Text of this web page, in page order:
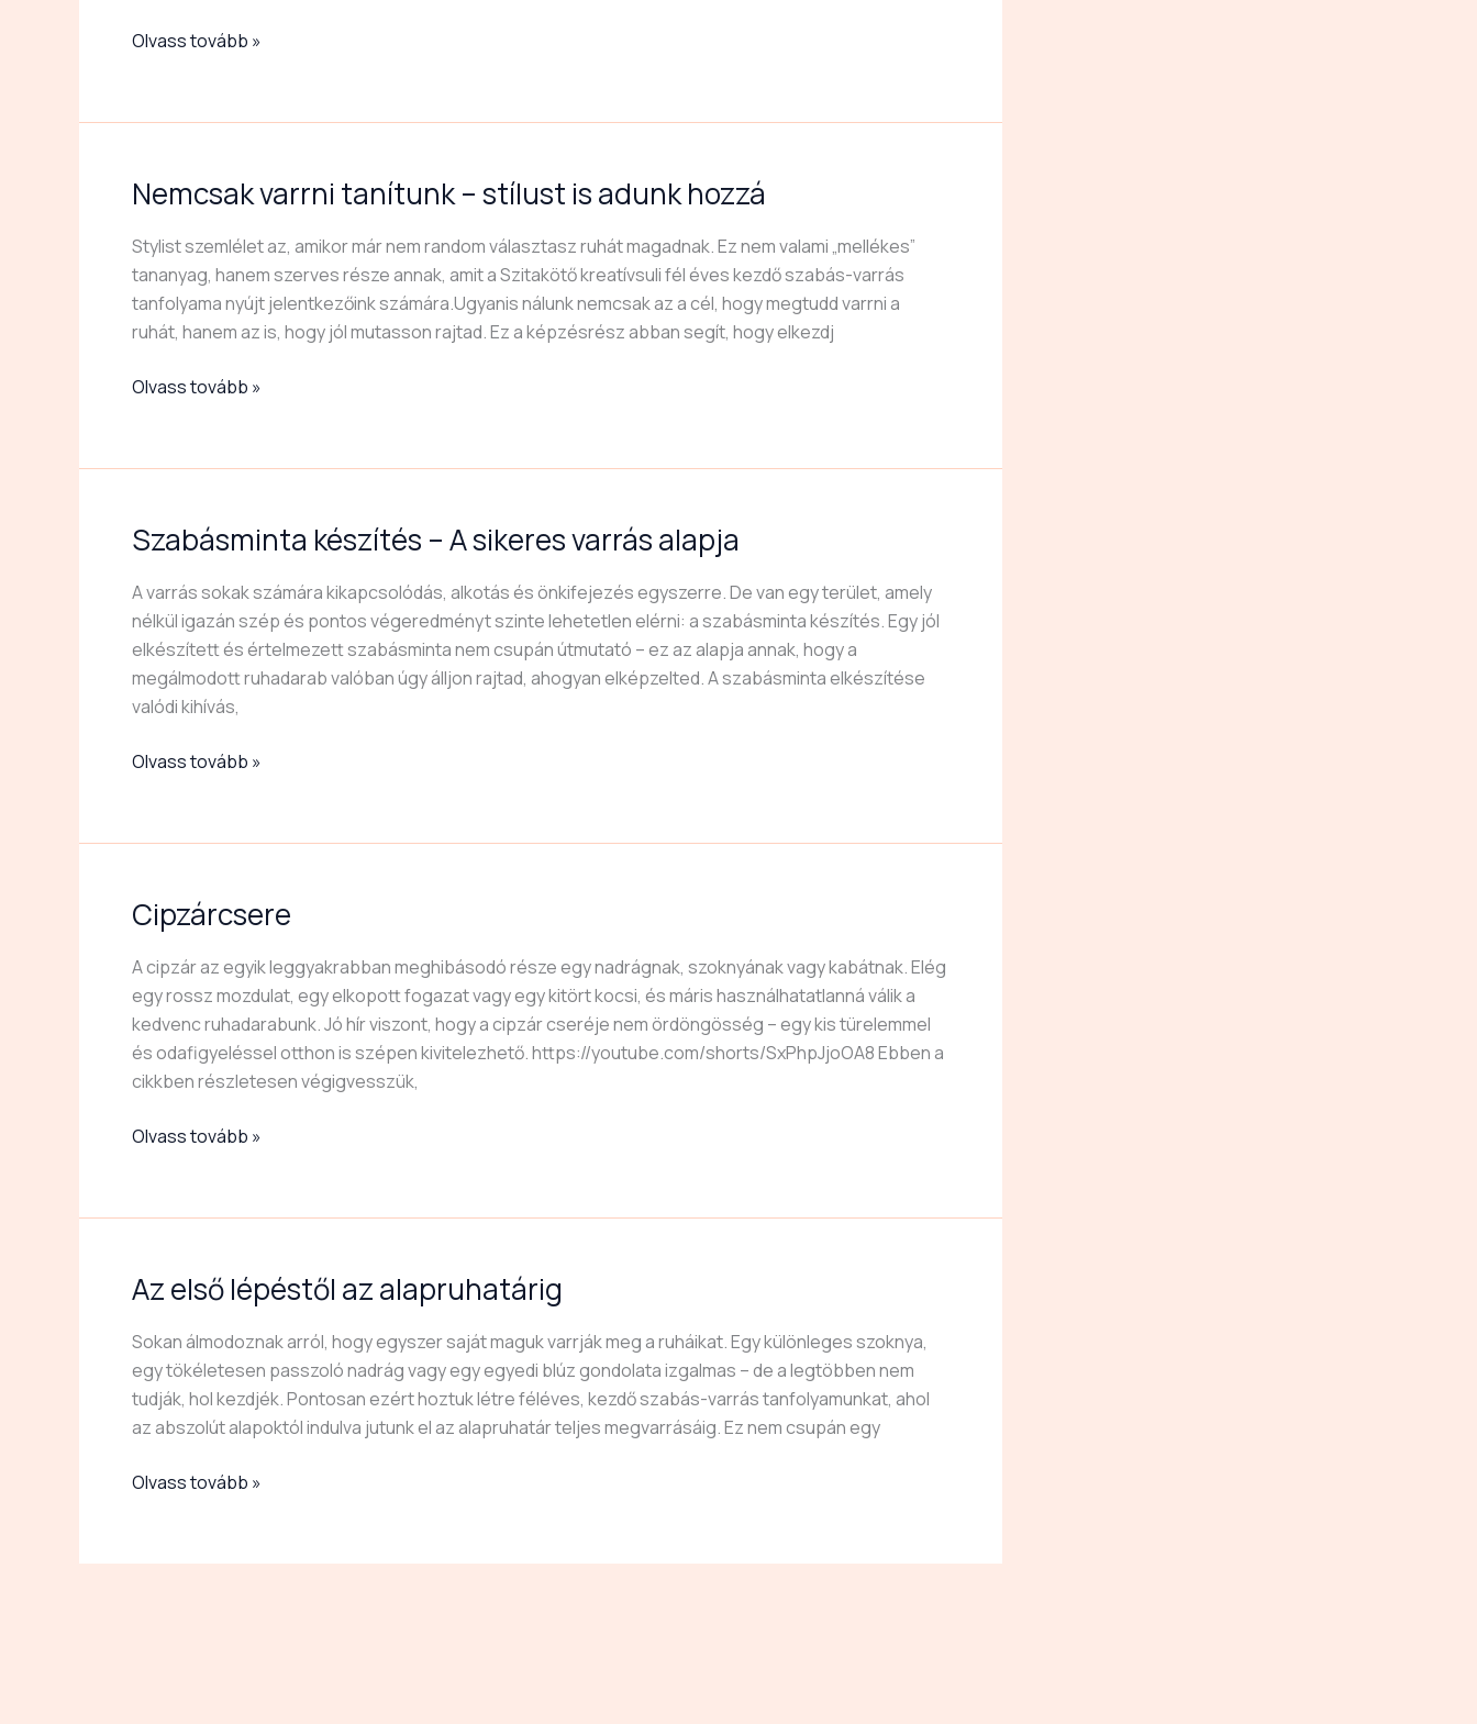
3
ruháit
Olvass tovább »
Nemcsak varrni tanítunk – stílust is adunk hozzá
Stylist szemlélet az, amikor már nem random választasz ruhát magadnak. Ez nem valami „mellékes”
tananyag, hanem szerves része annak, amit a Szitakötő kreatívsuli fél éves kezdő szabás-varrás
tanfolyama nyújt jelentkezőink számára.Ugyanis nálunk nemcsak az a cél, hogy megtudd varrni a
ruhát, hanem az is, hogy jól mutasson rajtad. Ez a képzésrész abban segít, hogy elkezdj
Nemcsak
tanítunk
–
stílust
is
hozzá
Olvass tovább »
Szabásminta készítés – A sikeres varrás alapja
A varrás sokak számára kikapcsolódás, alkotás és önkifejezés egyszerre. De van egy terület, amely
nélkül igazán szép és pontos végeredményt szinte lehetetlen elérni: a szabásminta készítés. Egy jól
elkészített és értelmezett szabásminta nem csupán útmutató – ez az alapja annak, hogy a
megálmodott ruhadarab valóban úgy álljon rajtad, ahogyan elképzelted. A szabásminta elkészítése
valódi kihívás,
Szabásminta
–
A
sikeres
varrás
alapja
Olvass tovább »
Cipzárcsere
A cipzár az egyik leggyakrabban meghibásodó része egy nadrágnak, szoknyának vagy kabátnak. Elég
egy rossz mozdulat, egy elkopott fogazat vagy egy kitört kocsi, és máris használhatatlanná válik a
kedvenc ruhadarabunk. Jó hír viszont, hogy a cipzár cseréje nem ördöngösség – egy kis türelemmel
és odafigyeléssel otthon is szépen kivitelezhető. https://youtube.com/shorts/SxPhpJjoOA8 Ebben a
cikkben részletesen végigvesszük,
Cipzárcsere
Olvass tovább »
Az első lépéstől az alapruhatárig
Sokan álmodoznak arról, hogy egyszer saját maguk varrják meg a ruháikat. Egy különleges szoknya,
egy tökéletesen passzoló nadrág vagy egy egyedi blúz gondolata izgalmas – de a legtöbben nem
tudják, hol kezdjék. Pontosan ezért hoztuk létre féléves, kezdő szabás-varrás tanfolyamunkat, ahol
az abszolút alapoktól indulva jutunk el az alapruhatár teljes megvarrásáig. Ez nem csupán egy
Az
lépéstől
az
alapruhatárig
Olvass tovább »